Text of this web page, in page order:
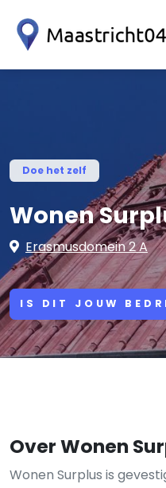
Doe het zelf
Wonen
Erasmusdomein 2 A
IS DIT JOUW
Over Wonen
Wonen Surplus is